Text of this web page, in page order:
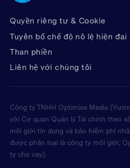
Quyền riêng tư & Cookie
Tuyên bố chế độ nô lệ hiện đại
Than phiền
Liên hệ với chúng tôi
Công ty TNHH Optimise Media
với Cơ quan Quản lý Tài chính theo
môi giới tín dụng và bảo hiểm phi
được phân loại là công ty môi giới,
ty cho vay).